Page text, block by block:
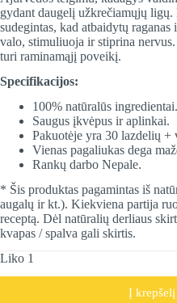
gydant daugelį užkrečiamųjų
sudegintas, kad atbaidytų
valo, stimuliuoja ir stiprina
turi raminamąjį poveikį.
Specifikacijos:
100% natūralūs
Saugus įkvėpus ir aplinkai.
Pakuotėje yra 30 lazdelių
Vienas pagaliukas dega
Rankų darbo Nepale.
* Šis produktas pagamintas iš
augalų ir kt.). Kiekviena partija
receptą. Dėl natūralių derliaus
kvapas / spalva gali skirtis.
Liko 1
Į krepšelį